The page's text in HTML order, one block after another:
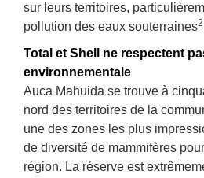
sur leurs territoires,
pollution des eaux souterraines2
Total et Shell ne respectent
environnementale
Auca Mahuida se trouve à
nord des territoires de la
une des zones les plus
de diversité de mammifères
région. La réserve est